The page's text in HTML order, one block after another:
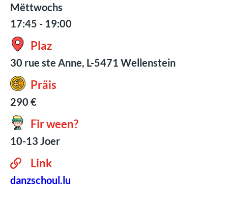
Mëttwochs
17:45 - 19:00
Plaz
30 rue ste Anne, L-5471 Wellenstein
Präis
290 €
Fir ween?
10-13 Joer
Link
danzschoul.lu